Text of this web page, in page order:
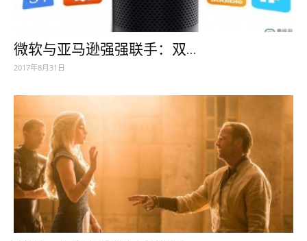
微软与亚马逊强强联手：双...
2017年8月31日